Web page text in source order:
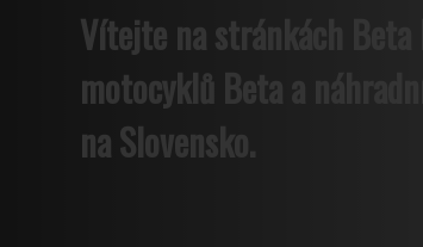
Vítejte na stránkách Beta
motocyklů Beta a
na Slovensko.